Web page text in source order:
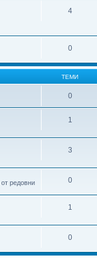
4
0
ТЕМИ
0
1
3
редовни
0
1
0